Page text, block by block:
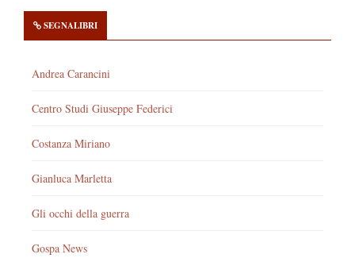
SEGNALIBRI
Andrea Carancini
Centro Studi Giuseppe Federici
Costanza Miriano
Gianluca Marletta
Gli occhi della guerra
Gospa News